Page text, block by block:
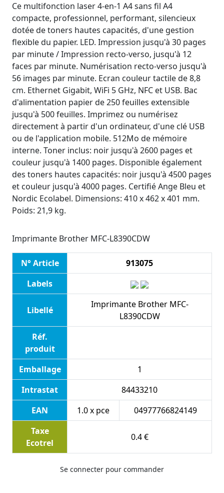
Ce multifonction laser 4-en-1 A4 sans fil A4
compacte, professionnel, performant, silencieux
dotée de toners hautes capacités, d'une gestion
flexible du papier. LED. Impression jusqu'à 30 pages
par minute / Impression recto-verso, jusqu'à 12
faces par minute. Numérisation recto-verso jusqu'à
56 images par minute. Ecran couleur tactile de 8,8
cm. Ethernet Gigabit, WiFi 5 GHz, NFC et USB. Bac
d'alimentation papier de 250 feuilles extensible
jusqu'à 500 feuilles. Imprimez ou numérisez
directement à partir d'un ordinateur, d'une clé USB
ou de l'application mobile. 512Mo de mémoire
interne. Toner inclus: noir jusqu'à 2600 pages et
couleur jusqu'à 1400 pages. Disponible également
des toners hautes capacités: noir jusqu'à 4500 pages
et couleur jusqu'à 4000 pages. Certifié Ange Bleu et
Nordic Ecolabel. Dimensions: 410 x 462 x 401 mm.
Poids: 21,9 kg.
Imprimante Brother MFC-L8390CDW
N° Article
913075
Labels
Libellé
Imprimante Brother MFC-
L8390CDW
Réf.
produit
Emballage
1
Intrastat
84433210
EAN
1.0 x pce
04977766824149
Taxe
Ecotrel
0.4 €
Se connecter pour commander